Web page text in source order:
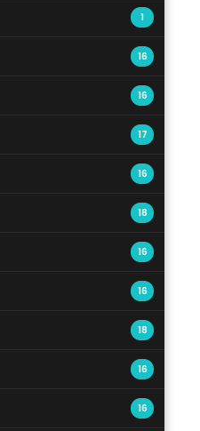
1
16
16
17
16
18
16
16
18
16
16